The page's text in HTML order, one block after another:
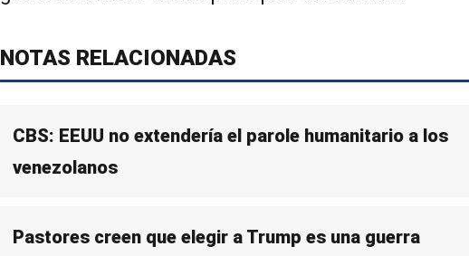
NOTAS RELACIONADAS
CBS: EEUU no extendería el parole humanitario a los
venezolanos
Pastores creen que elegir a Trump es una guerra